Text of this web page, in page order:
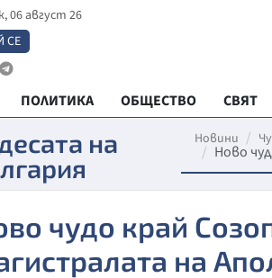
06 август 26
СЕ
ПОЛИТИКА ОБЩЕСТВО СВЯТ
на
Новини
Ново
чудо край
на